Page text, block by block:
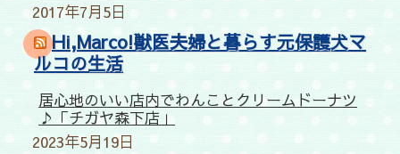
2017年7月5日
Hi,Marco!獣医夫婦と暮らす元保護犬マ
ルコの生活
居心地のいい店内でわんことクリームドーナツ
♪「チガヤ森下店」
2023年5月19日